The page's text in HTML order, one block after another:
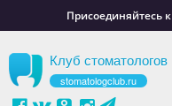
Присоединяйтесь
Клуб стоматологов
stomatologclub.ru